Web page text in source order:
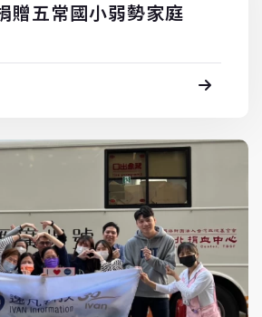
贈五常國小弱勢家庭